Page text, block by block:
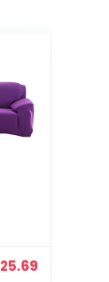
25.69